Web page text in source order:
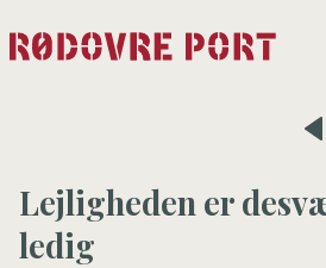
Lejligheden er
ledig